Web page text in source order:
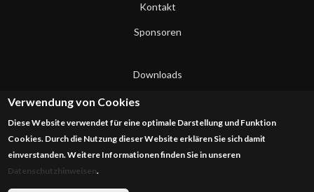
Kontakt
Sponsoren
Downloads
Datenschutzerklärung
Impressum
Verwendung von Cookies
Diese Website verwendet für eine optimale Darstellung und Funktion
Cookies. Durch die Nutzung dieser Website erklären Sie sich damit
einverstanden. Weitere Informationen finden Sie in unseren
Datenschutzhinweisen.